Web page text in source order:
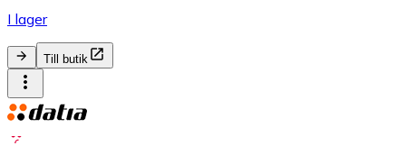
I lager
Till butik